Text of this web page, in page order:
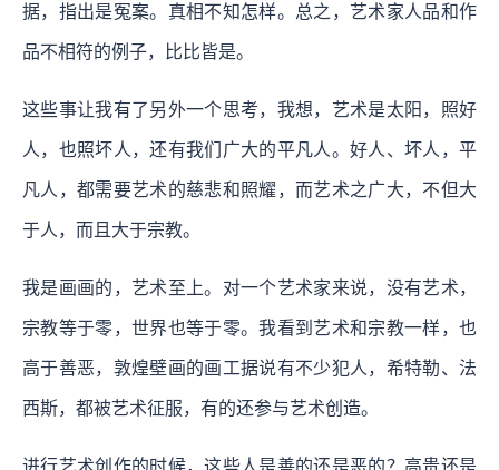
据，指出是冤案。真相不知怎样。总之，艺术家人品和作
品不相符的例子，比比皆是。
这些事让我有了另外一个思考，我想，艺术是太阳，照好
人，也照坏人，还有我们广大的平凡人。好人、坏人，平
凡人，都需要艺术的慈悲和照耀，而艺术之广大，不但大
于人，而且大于宗教。
我是画画的，艺术至上。对一个艺术家来说，没有艺术，
宗教等于零，世界也等于零。我看到艺术和宗教一样，也
高于善恶，敦煌壁画的画工据说有不少犯人，希特勒、法
西斯，都被艺术征服，有的还参与艺术创造。
进行艺术创作的时候，这些人是善的还是恶的？高贵还是